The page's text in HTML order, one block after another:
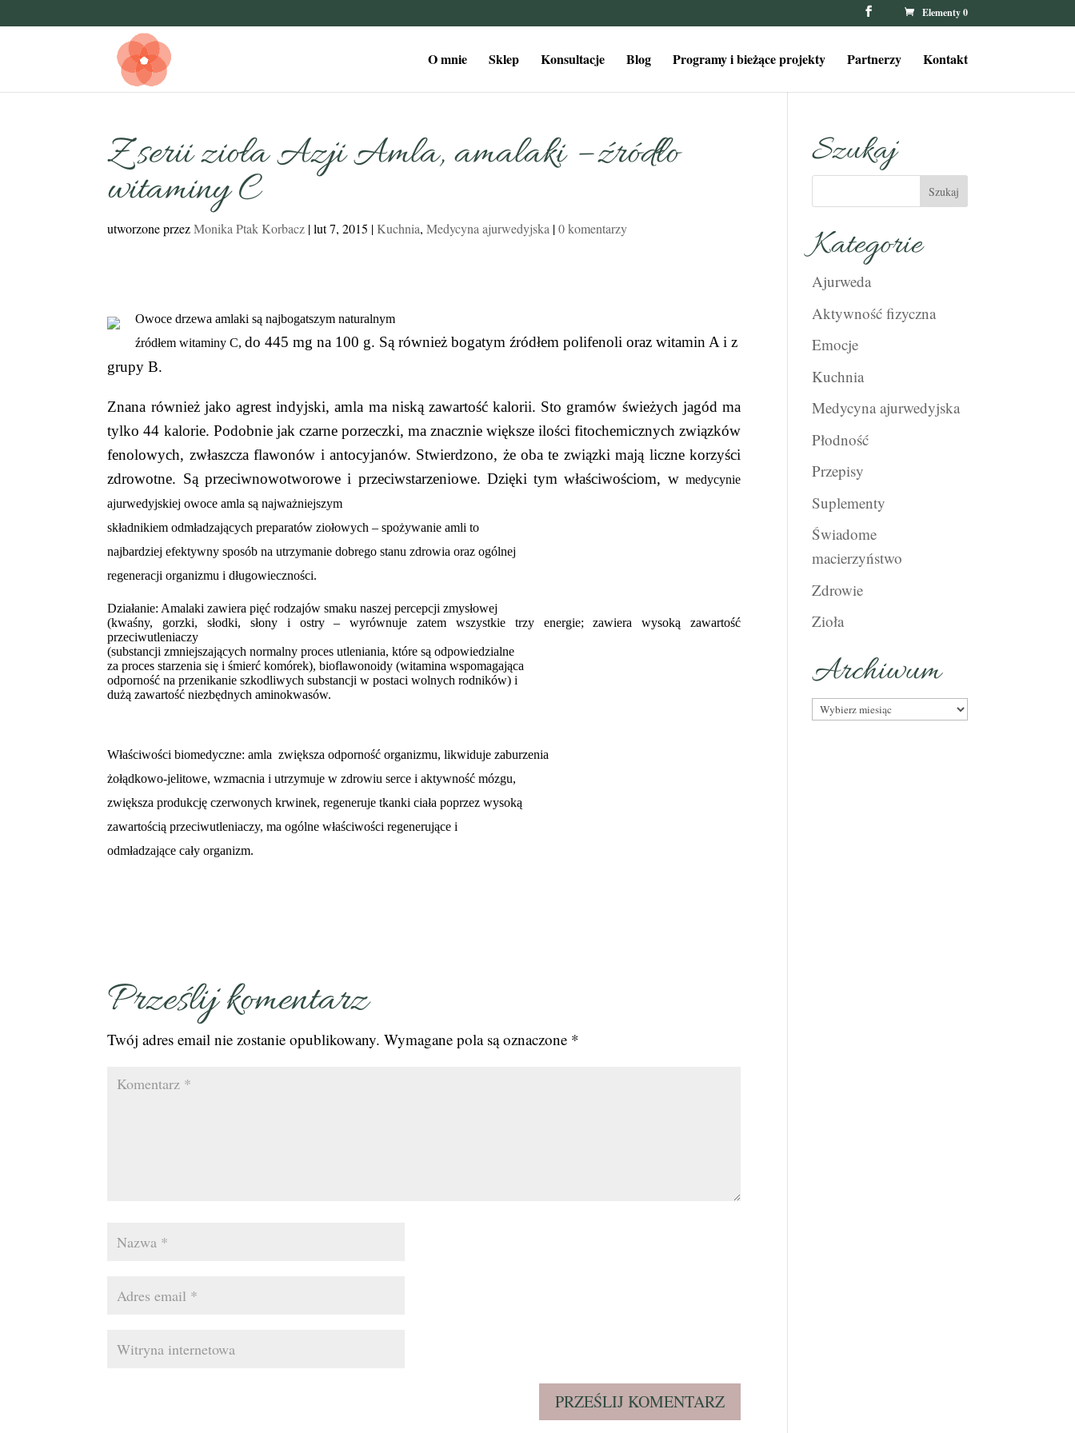
Elementy 0
O mnie Sklep Konsultacje Blog Programy i bieżące projekty Partnerzy Kontakt
Z serii zioła Azji Amla, amalaki – źródło
witaminy C
utworzone przezMonika Ptak Korbacz |lut 7, 2015 |Kuchnia,Medycyna ajurwedyjska |0 komentarzy
Owoce drzewa amlaki są najbogatszym naturalnym
źródłem witaminy C,do 445 mg na 100 g. Są również bogatym źródłem polifenoli oraz witamin A i z
grupy B.
Znana również jako agrest indyjski, amla ma niską zawartość kalorii. Sto gramów świeżych jagód ma
tylko 44 kalorie. Podobnie jak czarne porzeczki, ma znacznie większe ilości fitochemicznych związków
fenolowych, zwłaszcza flawonów i antocyjanów. Stwierdzono, że oba te związki mają liczne korzyści
zdrowotne. Są przeciwnowotworowe i przeciwstarzeniowe. Dzięki tym właściwościom, wmedycynie
ajurwedyjskiej owoce amla są najważniejszym
składnikiem odmładzających preparatów ziołowych – spożywanie amli to
najbardziej efektywny sposób na utrzymanie dobrego stanu zdrowia oraz ogólnej
regeneracji organizmu i długowieczności.
Działanie: Amalaki zawiera pięć rodzajów smaku naszej percepcji zmysłowej
(kwaśny, gorzki, słodki, słony i ostry – wyrównuje zatem wszystkie trzy energie; zawiera wysoką zawartość
przeciwutleniaczy
(substancji zmniejszających normalny proces utleniania, które są odpowiedzialne
za proces starzenia się i śmierć komórek), bioflawonoidy (witamina wspomagająca
odporność na przenikanie szkodliwych substancji w postaci wolnych rodników) i
dużą zawartość niezbędnych aminokwasów.
Właściwości biomedyczne: amla zwiększa odporność organizmu, likwiduje zaburzenia
żołądkowo-jelitowe, wzmacnia i utrzymuje w zdrowiu serce i aktywność mózgu,
zwiększa produkcję czerwonych krwinek, regeneruje tkanki ciała poprzez wysoką
zawartością przeciwutleniaczy, ma ogólne właściwości regenerujące i
odmładzające cały organizm.
Prześlij komentarz
Twój adres email nie zostanie opublikowany. Wymagane pola są oznaczone *
Szukaj
Kategorie
Ajurweda
Aktywność fizyczna
Emocje
Kuchnia
Medycyna ajurwedyjska
Płodność
Przepisy
Suplementy
Świadome
macierzyństwo
Zdrowie
Zioła
Archiwum
Archiwum